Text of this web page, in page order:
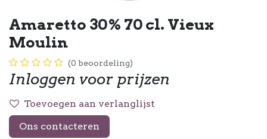
Amaretto 30% 70 cl. Vieux
Moulin
(0 beoordeling)
Inloggen voor prijzen
Toevoegen aan verlanglijst
Ons contacteren